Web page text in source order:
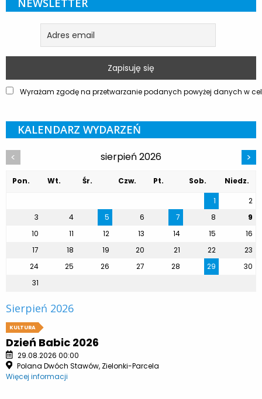
NEWSLETTER
Wyrażam zgodę na przetwarzanie podanych powyżej danych w
KALENDARZ WYDARZEŃ
< sierpień 2026 >
Pon. Wt. Śr. Czw. Pt. Sob.
Niedz.
1
2
3
4 5 6 7 8
9
10
11 12 13 14 15
16
17
18 19 20 21 22
23
24
25 26 27 28 29
30
31
Sierpień 2026
KULTURA
Dzień Babic 2026
29.08.2026 00:00
Polana Dwóch Stawów, Zielonki-Parcela
Więcej informacji